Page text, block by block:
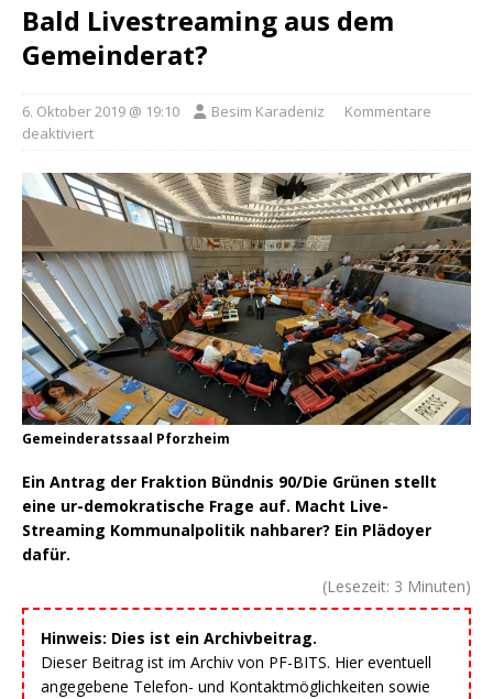
Bald Livestreaming aus dem
Gemeinderat?
6. Oktober 2019 @ 19:10 Besim Karadeniz
Kommentare
deaktiviert
Gemeinderatssaal Pforzheim
Ein Antrag der Fraktion Bündnis 90/Die Grünen stellt
eine ur-demokratische Frage auf. Macht Live-
Streaming Kommunalpolitik nahbarer? Ein Plädoyer
dafür.
(Lesezeit: 3 Minuten)
Hinweis: Dies ist ein Archivbeitrag.
Dieser Beitrag ist im Archiv von PF-BITS. Hier eventuell
angegebene Telefon- und Kontaktmöglichkeiten sowie